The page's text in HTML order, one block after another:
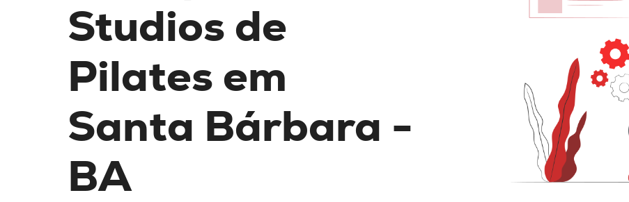
Studios de
Pilates em
Santa Bárbara -
BA